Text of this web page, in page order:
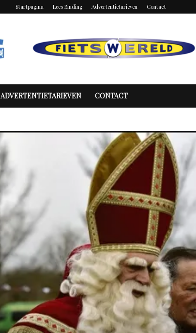
Startpagina Lees Binding Advertentietarieven Contact
ADVERTENTIETARIEVEN CONTACT